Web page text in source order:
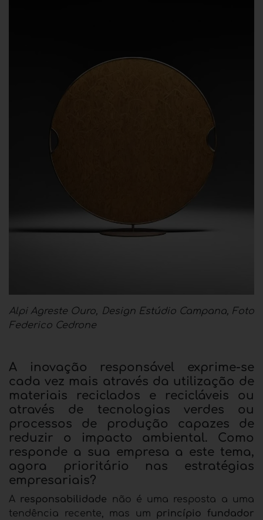
Alpi Agreste Ouro, Design Estúdio Campana, Foto
Federico Cedrone
A inovação responsável exprime-se
cada vez mais através da utilização de
materiais reciclados e recicláveis ou
através de tecnologias verdes ou
processos de produção capazes de
reduzir o impacto ambiental. Como
responde a sua empresa a este tema,
agora prioritário nas estratégias
empresariais?
A responsabilidade não é uma resposta a uma
tendência recente, mas um princípio fundador